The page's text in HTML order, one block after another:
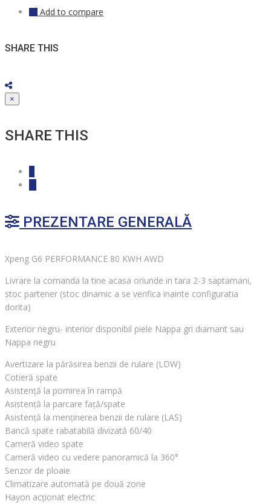
Add to compare
SHARE THIS
×
SHARE THIS
PREZENTARE GENERALĂ
Xpeng G6 PERFORMANCE 80 KWH AWD
Livrare la comanda la tine acasa oriunde in tara 2-3 saptamani,
stoc partener (stoc dinamic a se verifica inainte configuratia
dorita)
Exterior negru- interior disponibil piele Nappa gri diamant sau
Nappa negru
Avertizare la părăsirea benzii de rulare (LDW)
Cotieră spate
Asistență la pornirea în rampă
Asistență la parcare față/spate
Asistență la menținerea benzii de rulare (LAS)
Bancă spate rabatabilă divizată 60/40
Cameră video spate
Cameră video cu vedere panoramică la 360°
Senzor de ploaie
Climatizare automată pe două zone
Hayon acționat electric